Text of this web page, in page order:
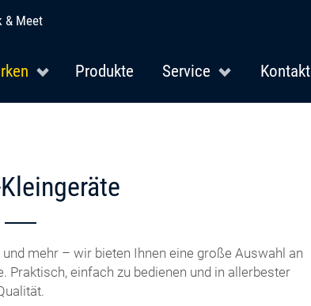
& Meet
Produkte Service Kontakt
mehr – wir bieten Ihnen eine große Auswahl an
Praktisch, einfach zu bedienen und in allerbester